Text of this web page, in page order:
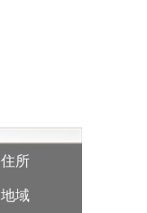
住所
地域